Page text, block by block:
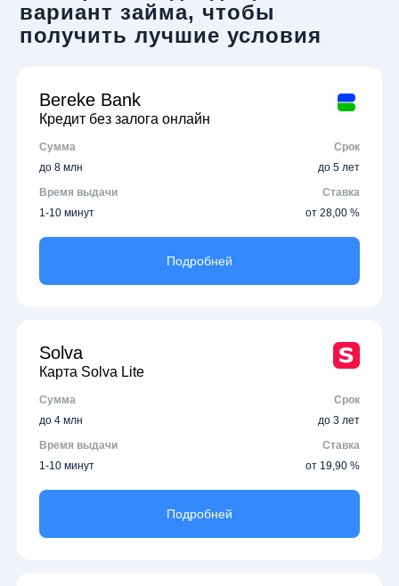
вариант займа, чтобы
получить лучшие условия
Bereke Bank
Кредит без залога онлайн
Сумма
Срок
до 8 млн
до 5 лет
Время выдачи
Ставка
1-10 минут
от 28,00 %
Подробней
Solva
Карта Solva Lite
Сумма
Срок
до 4 млн
до 3 лет
Время выдачи
Ставка
1-10 минут
от 19,90 %
Подробней